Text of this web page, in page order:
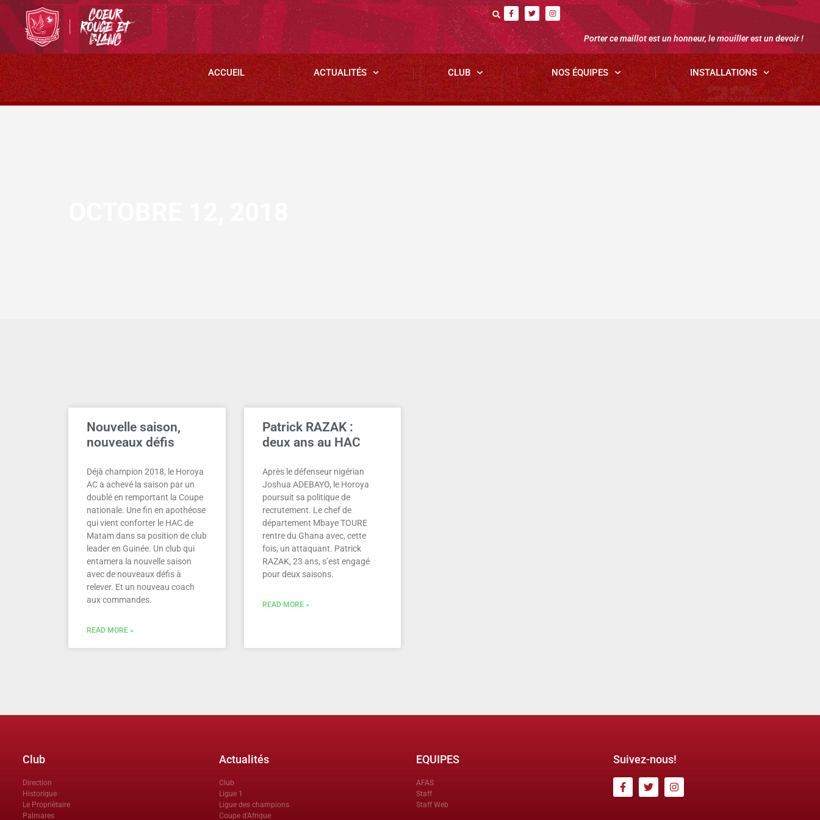
Porter ce maillot est un honneur, le mouiller est un devoir !
ACCUEIL ACTUALITÉS CLUB NOS ÉQUIPES INSTALLATIONS
Nouvelle saison,
nouveaux défis
Déjà champion 2018, le Horoya
AC a achevé la saison par un
doublé en remportant la Coupe
nationale. Une fin en apothéose
qui vient conforter le HAC de
Matam dans sa position de club
leader en Guinée. Un club qui
entamera la nouvelle saison
avec de nouveaux défis à
relever. Et un nouveau coach
aux commandes.
READ MORE »
Patrick RAZAK :
deux ans au HAC
Après le défenseur nigérian
Joshua ADEBAYO, le Horoya
poursuit sa politique de
recrutement. Le chef de
département Mbaye TOURE
rentre du Ghana avec, cette
fois, un attaquant. Patrick
RAZAK, 23 ans, s’est engagé
pour deux saisons.
READ MORE »
Club
Direction
Historique
Le Propriètaire
Palmares
Actualités
Club
Ligue 1
Ligue des champions
Coupe d'Afrique
EQUIPES
AFAS
Staff
Staff Web
Suivez-nous!